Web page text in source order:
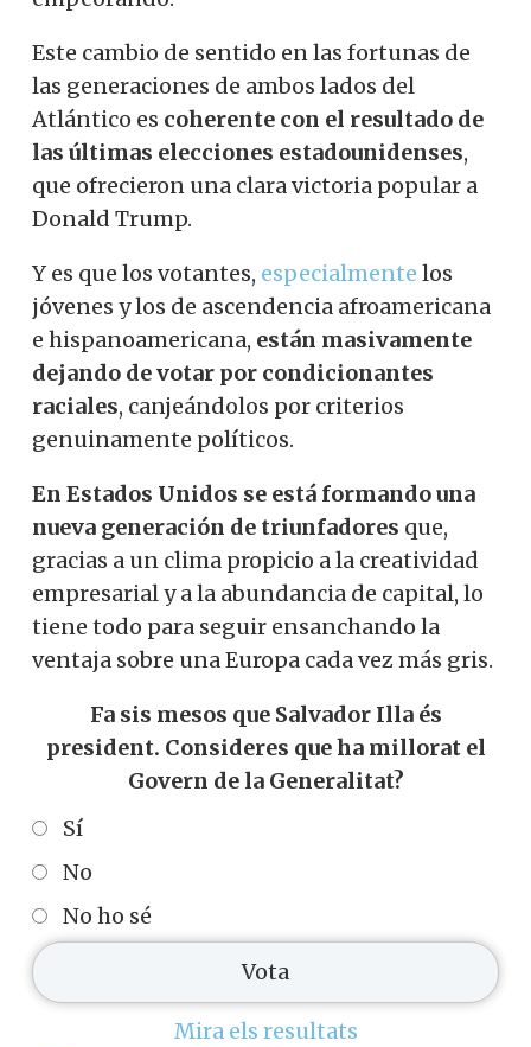
Este cambio de sentido en las fortunas de
las generaciones de ambos lados del
Atlántico es coherente con el resultado de
las últimas elecciones estadounidenses,
que ofrecieron una clara victoria popular a
Donald Trump.
Y es que los votantes, especialmente los
jóvenes y los de ascendencia afroamericana
e hispanoamericana, están masivamente
dejando de votar por condicionantes
raciales, canjeándolos por criterios
genuinamente políticos.
En Estados Unidos se está formando una
nueva generación de triunfadores que,
gracias a un clima propicio a la creatividad
empresarial y a la abundancia de capital, lo
tiene todo para seguir ensanchando la
ventaja sobre una Europa cada vez más gris.
Fa sis mesos que Salvador Illa és
president. Consideres que ha millorat el
Govern de la Generalitat?
Sí
No
No ho sé
Mira els resultats